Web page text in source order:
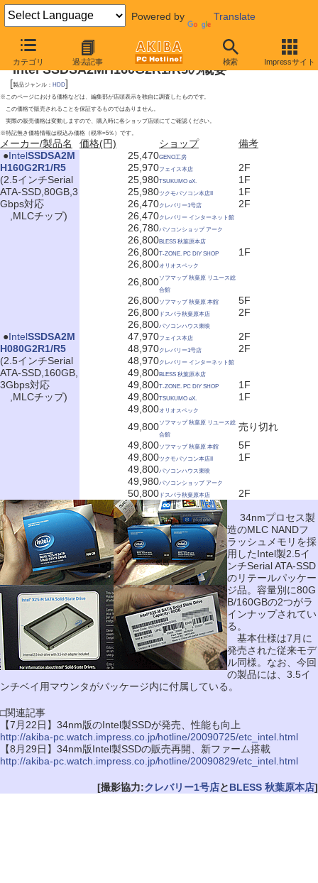
Powered by Translate
カテゴリ 過去記事 検索 Impressサイト
2009年8月29日号
Intel SSDSA2MH160G2R1/R5の概要
[製品ジャンル： HDD]
※このページにおける価格などは、編集部が店頭表示を独自に調査したものです。
この価格で販売されることを保証するものではありません。
実際の販売価格は変動しますので、購入時に各ショップ店頭にてご確認ください。
※特記無き価格情報は税込み価格（税率=5％）です。
メーカー/製品名 価格(円) ショップ
備考
●IntelSSDSA2M
H160G2R1/R5
(2.5インチSerial
ATA-SSD,80GB,3
Gbps対応
,MLCチップ)
25,470GENO工房
25,970フェイス本店
2F
25,980TSUKUMO eX.
1F
25,980ツクモパソコン本店II
1F
26,470クレバリー1号店
2F
26,470クレバリー インターネット館
26,780パソコンショップ アーク
26,800BLESS 秋葉原本店
26,800T-ZONE. PC DIY SHOP
1F
26,800オリオスペック
26,800ソフマップ 秋葉原 リユース総
合館
26,800ソフマップ 秋葉原 本館
5F
26,800 ドスパラ秋葉原本店
2F
26,800パソコンハウス東映
●IntelSSDSA2M
H080G2R1/R5
(2.5インチSerial
ATA-SSD,160GB,
3Gbps対応
,MLCチップ)
47,970フェイス本店
2F
48,970クレバリー1号店
2F
48,970クレバリー インターネット館
49,800BLESS 秋葉原本店
49,800T-ZONE. PC DIY SHOP
1F
49,800TSUKUMO eX.
1F
49,800オリオスペック
49,800ソフマップ 秋葉原 リユース総
合館
売り切れ
49,800ソフマップ 秋葉原 本館
5F
49,800ツクモパソコン本店II
1F
49,800パソコンハウス東映
49,980パソコンショップ アーク
50,800 ドスパラ秋葉原本店 2F
34nmプロセス製
造のMLC NANDフ
ラッシュメモリを採
用したIntel製2.5イ
ンチSerial ATA-SSD
のリテールパッケー
ジ品。容量別に80G
B/160GBの2つがラ
インナップされてい
る。
基本仕様は7月に
発売された従来モデ
ル同様。なお、今回
の製品には、3.5イ
ンチベイ用マウンタがパッケージ内に付属している。
□関連記事
【7月22日】34nm版のIntel製SSDが発売、性能も向上
http://akiba-pc.watch.impress.co.jp/hotline/20090725/etc_intel.html
【8月29日】34nm版Intel製SSDの販売再開、新ファーム搭載
http://akiba-pc.watch.impress.co.jp/hotline/20090829/etc_intel.html
[撮影協力:クレバリー1号店とBLESS 秋葉原本店]